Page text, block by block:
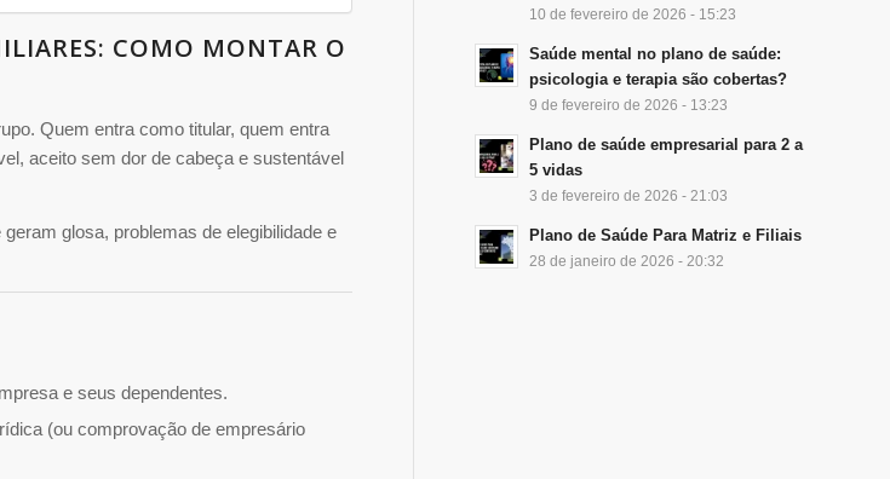
COMO MONTAR O
Quem entra como titular, quem entra
aceito sem dor de cabeça e sustentável
glosa, problemas de elegibilidade e
e seus dependentes.
(ou comprovação de empresário
10 de fevereiro de 2026 - 15:23
Saúde mental no plano de saúde:
psicologia e terapia são cobertas?
9 de fevereiro de 2026 - 13:23
Plano de saúde empresarial para 2 a
5 vidas
3 de fevereiro de 2026 - 21:03
Plano de Saúde Para Matriz e Filiais
28 de janeiro de 2026 - 20:32